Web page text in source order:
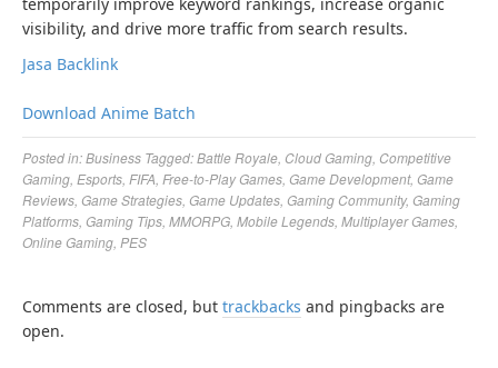
visibility, and drive more traffic from search results.
Jasa Backlink
Download Anime Batch
Posted in:Business Tagged:Battle Royale Cloud Gaming Competitive
Gaming Esports FIFA Free-to-Play Games Game Development, Game
Reviews Game Strategies Game Updates Gaming Community, Gaming
Platforms Gaming Tips MMORPG Mobile Legends Multiplayer Games
Online Gaming PES
Comments are closed, but trackbacks and pingbacks are
open.